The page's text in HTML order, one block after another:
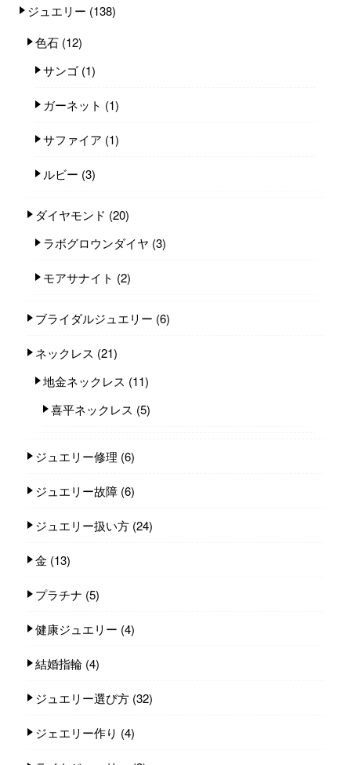
ジュエリー (138)
色石 (12)
サンゴ (1)
ガーネット (1)
サファイア (1)
ルビー (3)
ダイヤモンド (20)
ラボグロウンダイヤ (3)
モアサナイト (2)
ブライダルジュエリー (6)
ネックレス (21)
地金ネックレス (11)
喜平ネックレス (5)
ジュエリー修理 (6)
ジュエリー故障 (6)
ジュエリー扱い方 (24)
金 (13)
プラチナ (5)
健康ジュエリー (4)
結婚指輪 (4)
ジュエリー選び方 (32)
ジェエリー作り (4)